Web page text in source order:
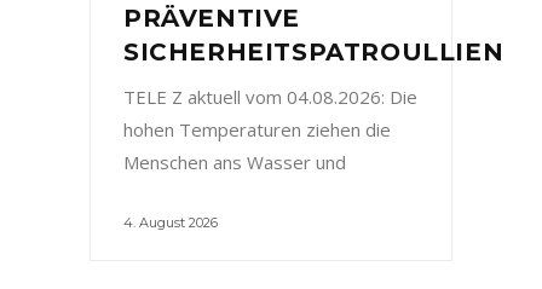
PRÄVENTIVE
SICHERHEITSPATROULLIEN
TELE Z aktuell vom 04.08.2026: Die
hohen Temperaturen ziehen die
Menschen ans Wasser und
4. August 2026